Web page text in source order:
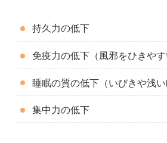
持久力の低下
免疫力の低下（風邪をひきやす
睡眠の質の低下（いびきや浅い
集中力の低下